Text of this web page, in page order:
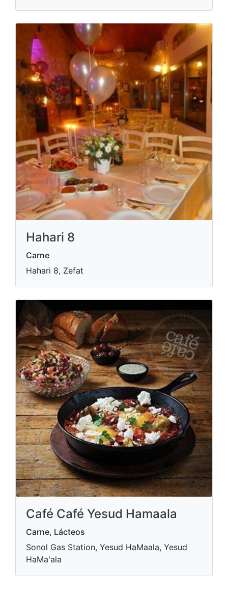
Hahari 8
Carne
Hahari 8, Zefat
Café Café Yesud Hamaala
Carne, Lácteos
Sonol Gas Station, Yesud HaMaala, Yesud
HaMa'ala